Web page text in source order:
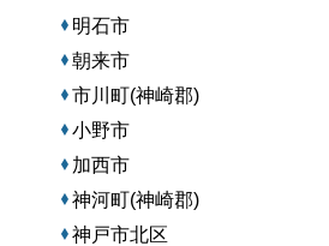
明石市
朝来市
市川町(神崎郡)
小野市
加西市
神河町(神崎郡)
神戸市北区